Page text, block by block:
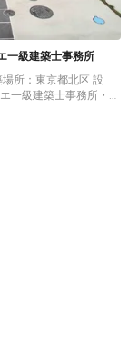
一級建築士事務所
一級建築士事務所・東